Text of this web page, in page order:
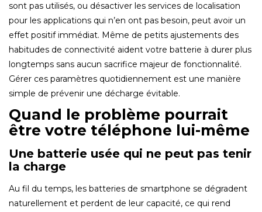
sont pas utilisés, ou désactiver les services de localisation
pour les applications qui n’en ont pas besoin, peut avoir un
effet positif immédiat. Même de petits ajustements des
habitudes de connectivité aident votre batterie à durer plus
longtemps sans aucun sacrifice majeur de fonctionnalité.
Gérer ces paramètres quotidiennement est une manière
simple de prévenir une décharge évitable.
Quand le problème pourrait
être votre téléphone lui-même
Une batterie usée qui ne peut pas tenir
la charge
Au fil du temps, les batteries de smartphone se dégradent
naturellement et perdent de leur capacité, ce qui rend